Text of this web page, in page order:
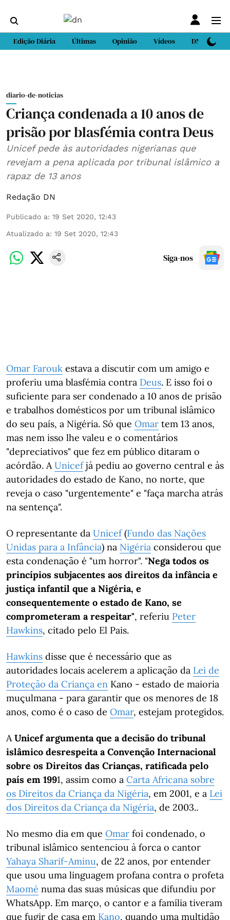
Edição Diária Últimas Opinião Vídeos DN Sport
diario-de-noticias
Criança condenada a 10 anos de
prisão por blasfémia contra Deus
Unicef pede às autoridades nigerianas que
revejam a pena aplicada por tribunal islâmico a
rapaz de 13 anos
Redação DN
Publicado a: 19 Set 2020, 12:43
Atualizado a: 19 Set 2020, 12:43
Siga-nos
Omar Farouk estava a discutir com um amigo e
proferiu uma blasfémia contra Deus. E isso foi o
suficiente para ser condenado a 10 anos de prisão
e trabalhos domésticos por um tribunal islâmico
do seu país, a Nigéria. Só que Omar tem 13 anos,
mas nem isso lhe valeu e o comentários
"depreciativos" que fez em público ditaram o
acórdão. AUnicefjá pediu ao governo central e às
autoridades do estado de Kano, no norte, que
reveja o caso "urgentemente" e "faça marcha atrás
na sentença".
O representante da Unicef(Fundo das Nações
Unidas para a Infância) na Nigéria considerou que
esta condenação é "um horror". "Nega todos os
princípios subjacentes aos direitos da infância e
justiça infantil que a Nigéria, e
consequentemente o estado de Kano, se
comprometeram a respeitar", referiu Peter
Hawkins, citado pelo El Pais.
Hawkins disse que é necessário que as
autoridades locais acelerem a aplicação da Lei de
Proteção da Criança en Kano - estado de maioria
muçulmana - para garantir que os menores de 18
anos, como é o caso de Omar, estejam protegidos.
AUnicef argumenta que a decisão do tribunal
islâmico desrespeita a Convenção Internacional
sobre os Direitos das Crianças, ratificada pelo
país em 1991, assim como a Carta Africana sobre
os Direitos da Criança da Nigéria, em 2001, e a Lei
dos Direitos da Criança da Nigéria, de 2003..
No mesmo dia em que Omar foi condenado, o
tribunal islâmico sentenciou à forca o cantor
Yahaya Sharif-Aminu, de 22 anos, por entender
que usou uma linguagem profana contra o profeta
Maomé numa das suas músicas que difundiu por
WhatsApp. Em março, o cantor e a família tiveram
que fugir de casa em Kano, quando uma multidão